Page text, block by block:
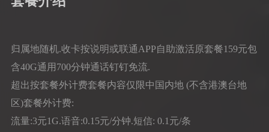
归属地随机.收卡按说明或联通APP自助激活原套餐159元包
含40G通用700分钟通话钉钉免流.
超出按套餐外计费套餐内容仅限中国内地 (不含港澳台地
区)套餐外计费:
流量:3元1G.语音:0.15元/分钟.短信: 0.1元/条